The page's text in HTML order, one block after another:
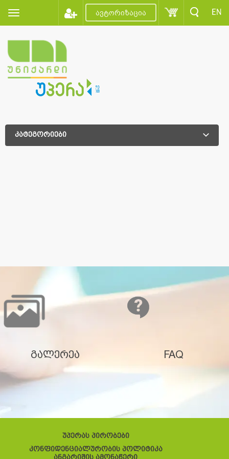
ავტორიზაცია EN
კატეგორიები
გალერეა FAQ
უპერას პირობები
კონფიდენციალურობის პოლიტიკა
ანგარიშის ამონაწერი